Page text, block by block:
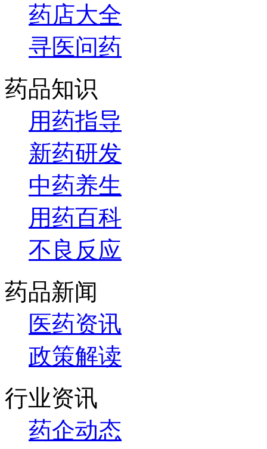
药店大全
寻医问药
药品知识
用药指导
新药研发
中药养生
用药百科
不良反应
药品新闻
医药资讯
政策解读
行业资讯
药企动态